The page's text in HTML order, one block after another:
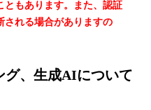
ともあります。また、認証
される場合がありますの
グ、生成AIについて